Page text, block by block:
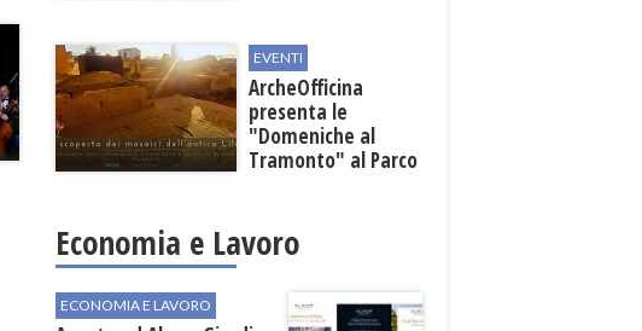
EVENTI
ArcheOfficina
presenta le
"Domeniche al
Tramonto" al Parco
Economia e Lavoro
ECONOMIA E LAVORO